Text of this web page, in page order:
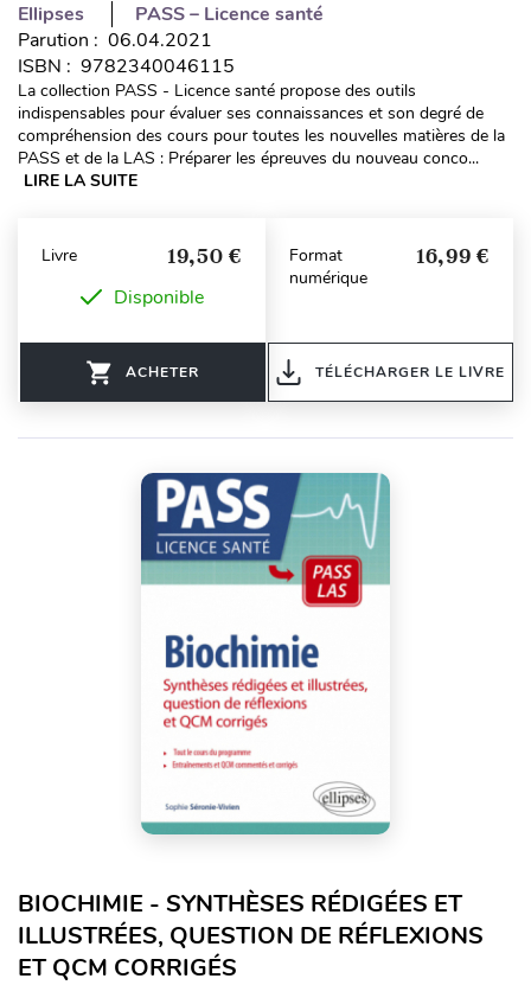
Ellipses
PASS – Licence santé
Parution : 06.04.2021
ISBN : 9782340046115
La collection PASS - Licence santé propose des outils
indispensables pour évaluer ses connaissances et son degré de
compréhension des cours pour toutes les nouvelles matières de la
PASS et de la LAS : Préparer les épreuves du nouveau conco...
LIRE LA SUITE
Livre 19,50 €
Disponible
ACHETER
Format
numérique
16,99 €
TÉLÉCHARGER LE LIVRE
BIOCHIMIE - SYNTHÈSES RÉDIGÉES ET
ILLUSTRÉES, QUESTION DE RÉFLEXIONS
ET QCM CORRIGÉS